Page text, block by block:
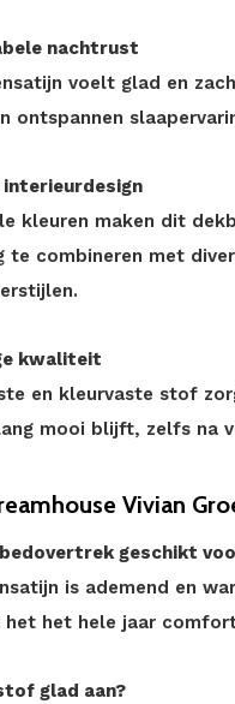
nachtrust
voelt glad en
ontspannen
interieurdesign
kleuren maken dit
te combineren met
kwaliteit
en kleurvaste stof
mooi blijft, zelfs na
Vivian
geschikt
is ademend en
het het hele jaar
glad aan?